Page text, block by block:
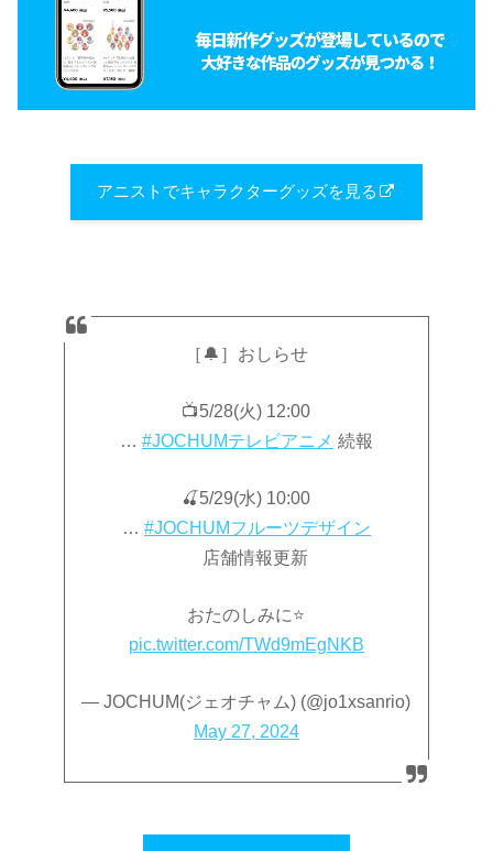
アニストでキャラクターグッズを見る
［🔔］おしらせ
📺5/28(火) 12:00
… #JOCHUMテレビアニメ 続報
🍒5/29(水) 10:00
… #JOCHUMフルーツデザイン
店舗情報更新
おたのしみに⭐️
pic.twitter.com/TWd9mEgNKB
— JOCHUM(ジェオチャム) (@jo1xsanrio)
May 27, 2024